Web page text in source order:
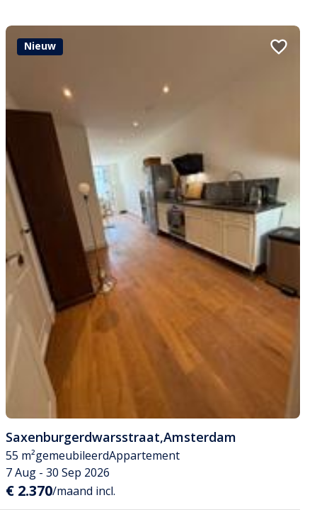
Nieuw
Saxenburgerdwarsstraat,Amsterdam
55 m²gemeubileerdAppartement
7 Aug - 30 Sep 2026
€ 2.370/maand incl.